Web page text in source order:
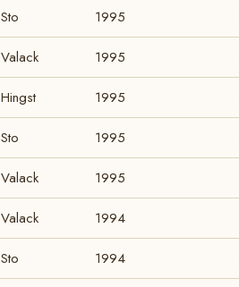
Sto 1995
Valack 1995
Hingst 1995
Sto 1995
Valack 1995
Valack 1994
Sto 1994